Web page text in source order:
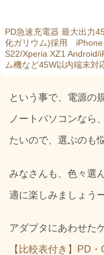
PD急速充電器 最大出力
化ガリウム)採用 iPhone
S22/Xperia XZ1 Android/
ム機など45W以内端末対
という事で、電源の
ノートパソコンなら
たいので、選ぶのも
みなさんも、色々選
適に楽しみましょうー
アダプタにあわせた
【比較表付き】PD